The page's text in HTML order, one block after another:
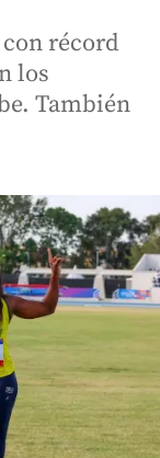
con récord
los
También